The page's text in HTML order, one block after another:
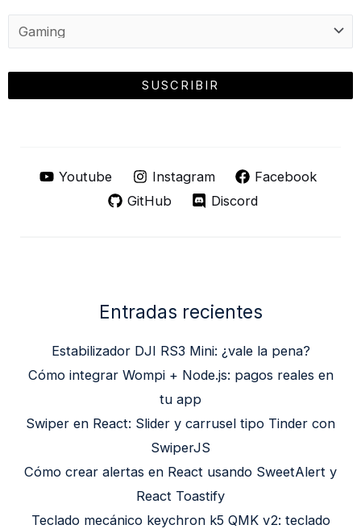
Youtube Instagram
Facebook
GitHub
Discord
Entradas recientes
Estabilizador DJI RS3 Mini: ¿vale la pena?
Cómo integrar Wompi + Node.js: pagos reales en
tu app
Swiper en React: Slider y carrusel tipo Tinder con
SwiperJS
Cómo crear alertas en React usando SweetAlert y
React Toastify
Teclado mecánico keychron k5 QMK v2: teclado